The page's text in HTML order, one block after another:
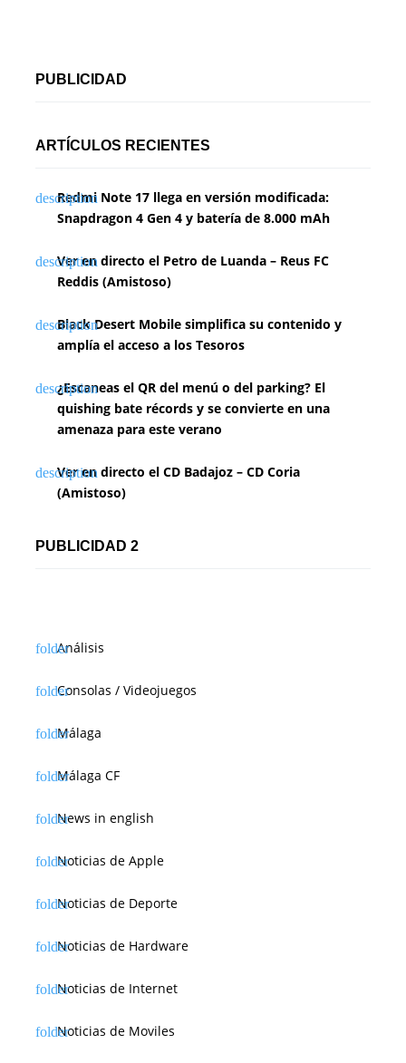
PUBLICIDAD
ARTÍCULOS RECIENTES
Redmi Note 17 llega en versión modificada:
Snapdragon 4 Gen 4 y batería de 8.000 mAh
Ver en directo el Petro de Luanda – Reus FC
Reddis (Amistoso)
Black Desert Mobile simplifica su contenido y
amplía el acceso a los Tesoros
¿Escaneas el QR del menú o del parking? El
quishing bate récords y se convierte en una
amenaza para este verano
Ver en directo el CD Badajoz – CD Coria
(Amistoso)
PUBLICIDAD 2
Análisis
Consolas / Videojuegos
Málaga
Málaga CF
News in english
Noticias de Apple
Noticias de Deporte
Noticias de Hardware
Noticias de Internet
Noticias de Moviles